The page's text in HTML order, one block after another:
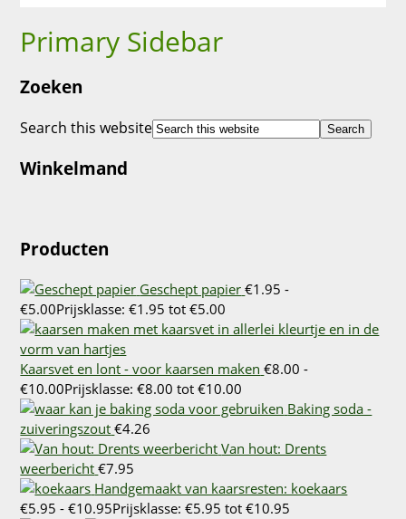
Primary Sidebar
Zoeken
Search this website
Winkelmand
Producten
Geschept papier €1.95 -
€5.00Prijsklasse: €1.95 tot €5.00
Kaarsvet en lont - voor kaarsen maken €8.00 -
€10.00Prijsklasse: €8.00 tot €10.00
Baking soda -
zuiveringszout €4.26
Van hout: Drents
weerbericht €7.95
Handgemaakt van kaarsresten: koekaars
€5.95 - €10.95Prijsklasse: €5.95 tot €10.95